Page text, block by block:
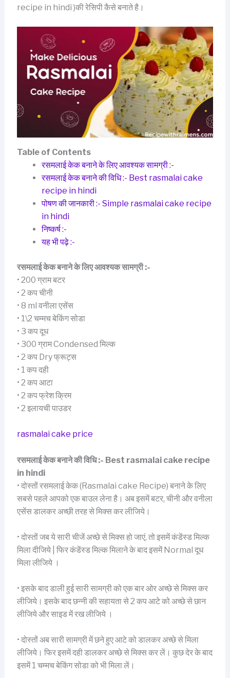
recipe in hindi )की रेसिपी कैसे बनाते है।
Table of Contents
रसमलाई केक बनाने के लिए आवश्यक सामग्री :-
रसमलाई केक बनाने की विधि :- Best rasmalai cake
recipe in hindi
पोषण की जानकारी :- Simple rasmalai cake recipe
in hindi
निष्कर्ष :-
यह भी पढ़े :-
रसमलाई केक बनाने के लिए आवश्यक सामग्री :-
• 200 ग्राम बटर
• 2 कप चीनी
• 8 ml वनीला एसेंस
• 1\2 चम्मच बेकिंग सोडा
• 3 कप दूध
• 300 ग्राम Condensed मिल्क
• 2 कप Dry फ्रूट्स
• 1 कप दही
• 2 कप आटा
• 2 कप फ्रेश क्रिम
• 2 इलायची पाउडर
rasmalai cake price
रसमलाई केक बनाने की विधि :- Best rasmalai cake recipe
in hindi
• दोस्तों रसमलाई केक (Rasmalai cake Recipe) बनाने के लिए
सबसे पहले आपको एक बाउल लेना है। अब इसमें बटर, चीनी और वनीला
एसेंस डालकर अच्छी तरह से मिक्स कर लीजिये।
• दोस्तों जब ये सारी चीजें अच्छे से मिक्स हो जाएं, तो इसमें कंडेंस्ड मिल्क
मिला दीजिये | फिर कंडेंस्ड मिल्क मिलाने के बाद इसमें Normal दूध
मिला लीजिये ।
• इसके बाद डाली हुई सारी सामग्री को एक बार ओर अच्छे से मिक्स कर
लीजिये। इसके बाद छन्नी की सहायता से 2 कप आटे को अच्छे से छान
लीजिये और साइड में रख लीजिये ।
• दोस्तों अब सारी सामग्री में छने हुए आटे को डालकर अच्छे से मिला
लीजिये। फिर इसमें दही डालकर अच्छे से मिक्स कर लें। कुछ देर के बाद
इसमें 1 चम्मच बेकिंग सोडा को भी मिला लें।